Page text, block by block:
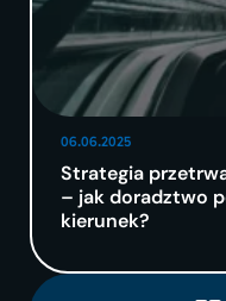
06.06.2025
Strategia
– jak doradztwo
kierunek?